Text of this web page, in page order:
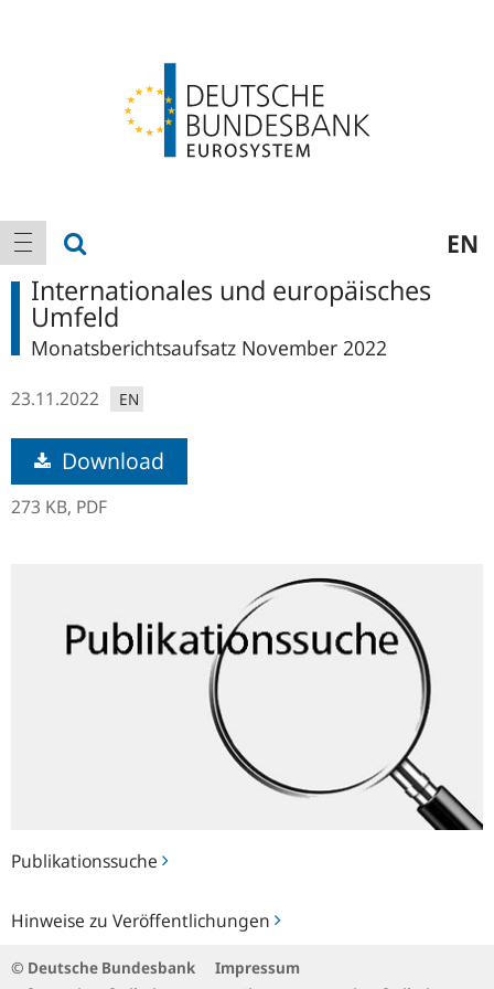
Hauptnavigation
Navigation anzeigen EN
Publikationssuche
Hinweise zu Veröffentlichungen
zu
Internationales und europäisches
Umfeld
Monatsberichtsaufsatz November 2022
23.11.2022 EN
Download
273 KB, PDF
© Deutsche Bundesbank
Impressum